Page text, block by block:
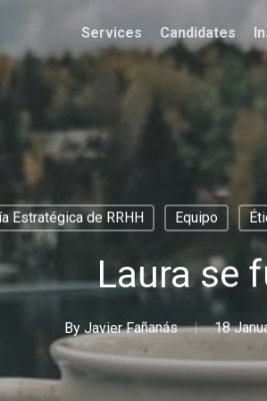
Services Candidates
Estratégica de RRHH Equipo
Laura se
By Javier Fañanás 18